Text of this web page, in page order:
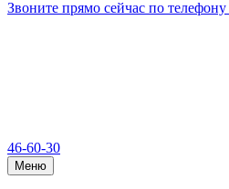
Звоните прямо сейчас по телефону
46-60-30
Меню